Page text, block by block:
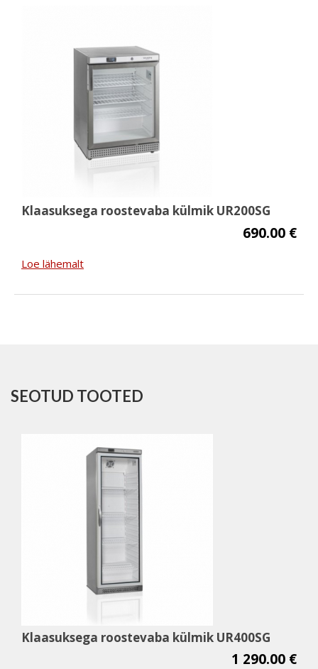
Klaasuksega roostevaba külmik UR200SG
690.00 €
Loe lähemalt
SEOTUD TOOTED
Klaasuksega roostevaba külmik UR400SG
1 290.00 €